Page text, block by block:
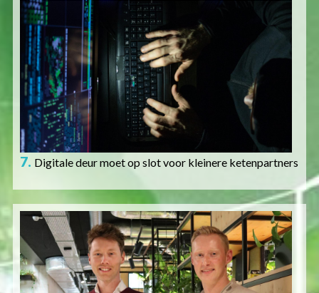
Afbeelding
7. Digitale deur moet op slot voor kleinere ketenpartners
Afbeelding